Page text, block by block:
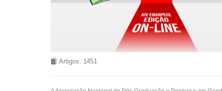
Artigos: 1451